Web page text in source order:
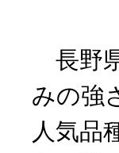
長野
みの強
人気品